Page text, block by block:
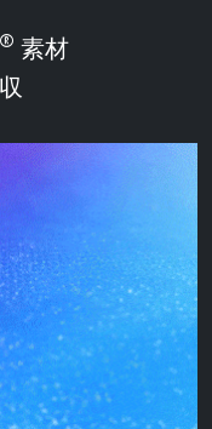
® 素材